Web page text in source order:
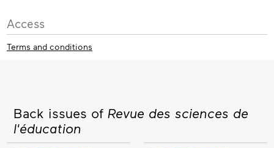
Access
Terms and conditions
Back issues of Revue des sciences de
l'éducation